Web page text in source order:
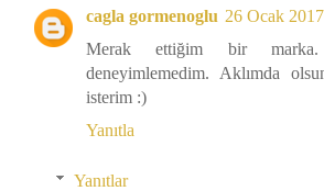
cagla gormenoglu 26 Ocak
Merak ettiğim bir
deneyimlemedim. Aklımda
isterim :)
Yanıtla
Yanıtlar